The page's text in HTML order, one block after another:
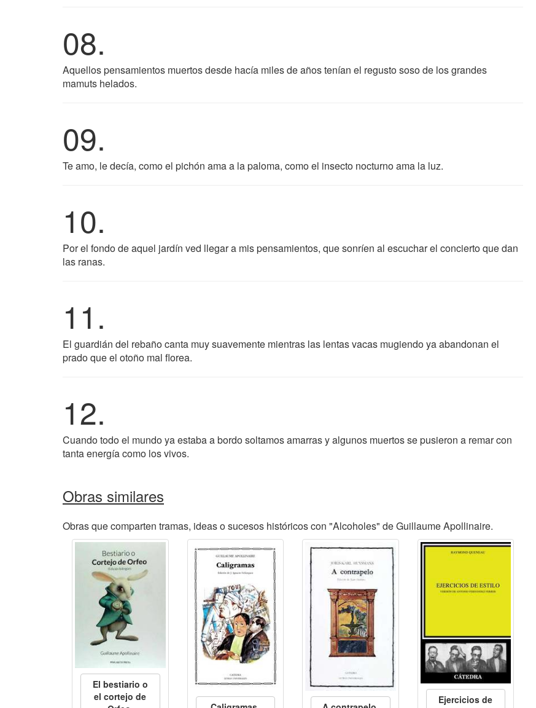
08.
Aquellos pensamientos muertos desde hacía miles de años tenían el regusto soso de los grandes
mamuts helados.
09.
Te amo, le decía, como el pichón ama a la paloma, como el insecto nocturno ama la luz.
10.
Por el fondo de aquel jardín ved llegar a mis pensamientos, que sonríen al escuchar el concierto que dan
las ranas.
11.
El guardián del rebaño canta muy suavemente mientras las lentas vacas mugiendo ya abandonan el
prado que el otoño mal florea.
12.
Cuando todo el mundo ya estaba a bordo soltamos amarras y algunos muertos se pusieron a remar con
tanta energía como los vivos.
Obras similares
Obras que comparten tramas, ideas o sucesos históricos con "Alcoholes" de Guillaume Apollinaire.
El bestiario o
el cortejo de
Ejercicios de